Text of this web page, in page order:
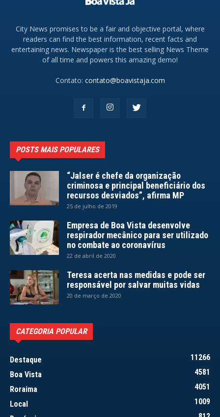
City News promises to be a fair and objective portal, where
readers can find the best information, recent facts and
entertaining news. Newspaper is the best selling News Theme
of all time and powers this amazing demo!
Contato: contato@boavistaja.com
POSTS MAIS POPULARES
“Jalser é chefe da organização
criminosa e principal beneficiário dos
recursos desviados”, afirma MP
25 de julho de 2019
Empresa de Boa Vista desenvolve
respirador mecânico para ser utilizado
no combate ao coronavírus
22 de abril de 2020
Teresa acerta nas medidas e pode ser
responsável por salvar muitas vidas
20 de março de 2020
CATEGORIA POPULAR
Destaque
11266
Boa Vista
4581
Roraima
4051
Local
1009